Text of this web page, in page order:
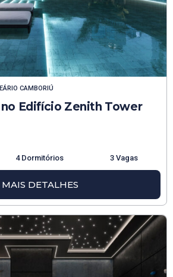
CAMBORIÚ
Edifício Zenith Tower
4 Dormitórios 3 Vagas
MAIS DETALHES